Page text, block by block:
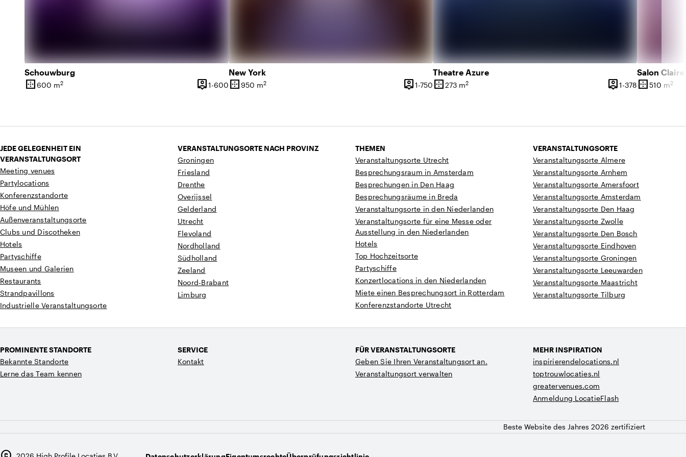
Schouwburg
border_outer
Oberfläche
600 m2 person_pin
Kapazität
1-600 1 bis 600 Personen
New York
border_outer
Oberfläche
950 m2 person_pin
Kapazität
1-750 1 bis 750 Personen
Theatre Azure
border_outer
Oberfläche
273 m2 person_pin
Kapazität
1-378 1 bis 378
Salon Claire
border_outer
Oberfläche
510 m2
JEDE GELEGENHEIT EIN
VERANSTALTUNGSORT
Meeting venues
Partylocations
Konferenzstandorte
Höfe und Mühlen
Außenveranstaltungsorte
Clubs und Discotheken
Hotels
Partyschiffe
Museen und Galerien
Restaurants
Strandpavillons
Industrielle Veranstaltungsorte
VERANSTALTUNGSORTE NACH PROVINZ
Groningen
Friesland
Drenthe
Overijssel
Gelderland
Utrecht
Flevoland
Nordholland
Südholland
Zeeland
Noord-Brabant
Limburg
THEMEN
Veranstaltungsorte Utrecht
Besprechungsraum in Amsterdam
Besprechungen in Den Haag
Besprechungsräume in Breda
Veranstaltungsorte in den Niederlanden
Veranstaltungsorte für eine Messe oder
Ausstellung in den Niederlanden
Hotels
Top Hochzeitsorte
Partyschiffe
Konzertlocations in den Niederlanden
Miete einen Besprechungsort in Rotterdam
Konferenzstandorte Utrecht
VERANSTALTUNGSORTE
Veranstaltungsorte Almere
Veranstaltungsorte Arnhem
Veranstaltungsorte Amersfoort
Veranstaltungsorte Amsterdam
Veranstaltungsorte Den Haag
Veranstaltungsorte Zwolle
Veranstaltungsorte Den Bosch
Veranstaltungsorte Eindhoven
Veranstaltungsorte Groningen
Veranstaltungsorte Leeuwarden
Veranstaltungsorte Maastricht
Veranstaltungsorte Tilburg
PROMINENTE STANDORTE
Bekannte Standorte
Lerne das Team kennen
SERVICE
Kontakt
FÜR VERANSTALTUNGSORTE
Geben Sie Ihren Veranstaltungsort an.
Veranstaltungsort verwalten
MEHR INSPIRATION
inspirierendelocations.nl
toptrouwlocaties.nl
greatervenues.com
Anmeldung LocatieFlash
Beste Website des Jahres 2026 zertifiziert